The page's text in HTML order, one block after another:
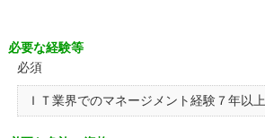
必要な経験等
必須
ＩＴ業界でのマネージメント経験７年以上